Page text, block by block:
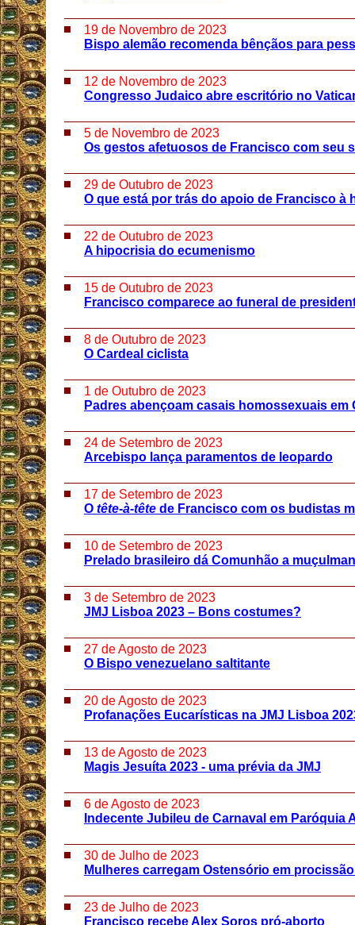
19 de Novembro de 2023
Bispo alemão recomenda bênçãos para
12 de Novembro de 2023
Congresso Judaico abre escritório no
5 de Novembro de 2023
Os gestos afetuosos de Francisco com seu
29 de Outubro de 2023
O que está por trás do apoio de Francisco à
22 de Outubro de 2023
A hipocrisia do ecumenismo
15 de Outubro de 2023
Francisco comparece ao funeral de
8 de Outubro de 2023
O Cardeal ciclista
1 de Outubro de 2023
Padres abençoam casais homossexuais em
24 de Setembro de 2023
Arcebispo lança paramentos de leopardo
17 de Setembro de 2023
O tête-à-tête de Francisco com os budistas
10 de Setembro de 2023
Prelado brasileiro dá Comunhão a
3 de Setembro de 2023
JMJ Lisboa 2023 – Bons costumes?
27 de Agosto de 2023
O Bispo venezuelano saltitante
20 de Agosto de 2023
Profanações Eucarísticas na JMJ Lisboa
13 de Agosto de 2023
Magis Jesuíta 2023 - uma prévia da JMJ
6 de Agosto de 2023
Indecente Jubileu de Carnaval em Paróquia
30 de Julho de 2023
Mulheres carregam Ostensório em
23 de Julho de 2023
Francisco recebe Alex Soros pró-aborto